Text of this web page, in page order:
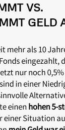
VS.
GELD
mehr als 10
eingezahlt,
nur noch
in einer
einen hohen 5-
einer Situation